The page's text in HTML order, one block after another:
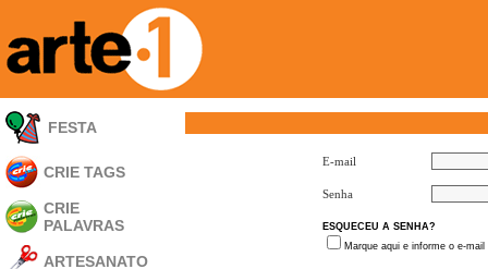
FESTA
CRIE TAGS
CRIE
PALAVRAS
ARTESANATO
E-mail
Senha
ESQUECEU A SENHA?
Marque aqui e informe o e-